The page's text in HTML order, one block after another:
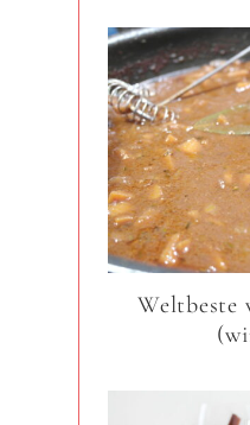
Weltbeste